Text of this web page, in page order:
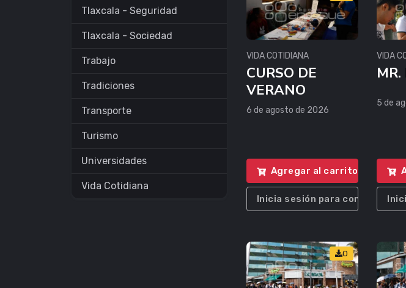
Tlaxcala - Seguridad
Tlaxcala - Sociedad
Trabajo
Tradiciones
Transporte
Turismo
Universidades
Vida Cotidiana
VIDA COTIDIANA
CURSO DE
VERANO
6 de agosto de 2026
Agregar al carrito
Inicia sesión para comprar
VIDA
5 de
0